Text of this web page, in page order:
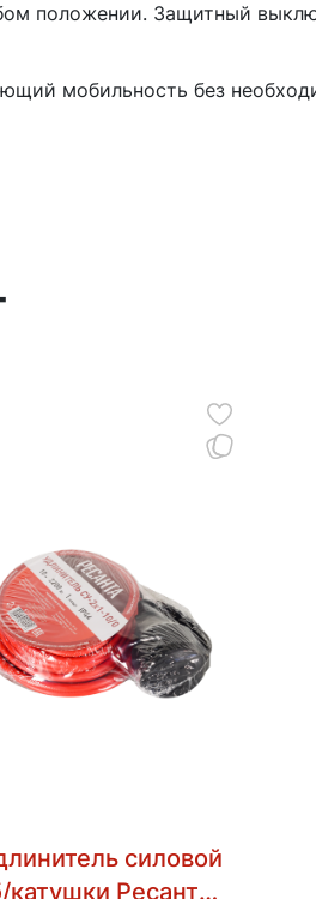
положении. Защитный
мобильность без
силовой
катушки Ресанта